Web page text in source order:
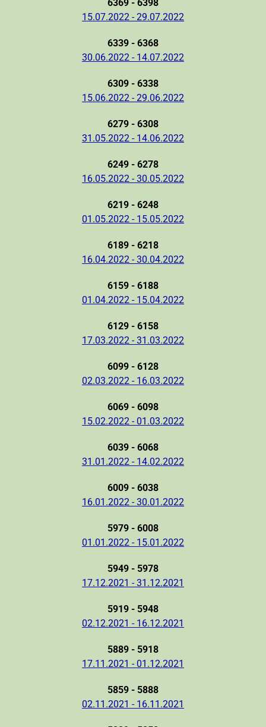
6369 - 6398
15.07.2022 - 29.07.2022
6339 - 6368
30.06.2022 - 14.07.2022
6309 - 6338
15.06.2022 - 29.06.2022
6279 - 6308
31.05.2022 - 14.06.2022
6249 - 6278
16.05.2022 - 30.05.2022
6219 - 6248
01.05.2022 - 15.05.2022
6189 - 6218
16.04.2022 - 30.04.2022
6159 - 6188
01.04.2022 - 15.04.2022
6129 - 6158
17.03.2022 - 31.03.2022
6099 - 6128
02.03.2022 - 16.03.2022
6069 - 6098
15.02.2022 - 01.03.2022
6039 - 6068
31.01.2022 - 14.02.2022
6009 - 6038
16.01.2022 - 30.01.2022
5979 - 6008
01.01.2022 - 15.01.2022
5949 - 5978
17.12.2021 - 31.12.2021
5919 - 5948
02.12.2021 - 16.12.2021
5889 - 5918
17.11.2021 - 01.12.2021
5859 - 5888
02.11.2021 - 16.11.2021